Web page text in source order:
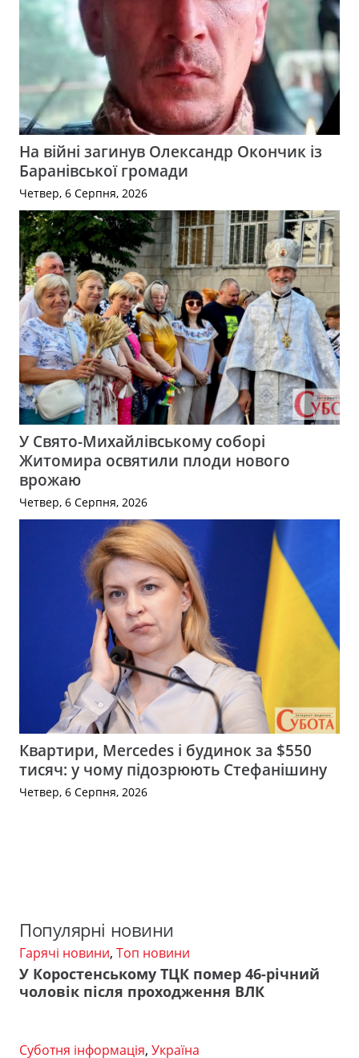
На війні загинув Олександр Окончик із
Баранівської громади
Четвер, 6 Серпня, 2026
У Свято-Михайлівському соборі
Житомира освятили плоди нового
врожаю
Четвер, 6 Серпня, 2026
Квартири, Mercedes і будинок за $550
тисяч: у чому підозрюють Стефанішину
Четвер, 6 Серпня, 2026
Популярні новини
Гарячі новини, Топ новини
У Коростенському ТЦК помер 46-річний
чоловік після проходження ВЛК
Суботня інформація, Україна